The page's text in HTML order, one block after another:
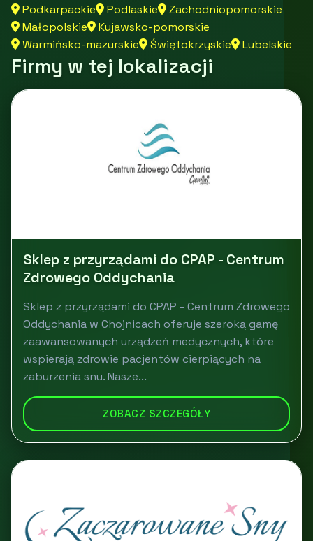
Podkarpackie
Podlaskie
Zachodniopomorskie
Małopolskie
Kujawsko-pomorskie
Warmińsko-mazurskie
Świętokrzyskie Lubelskie
Firmy w tej lokalizacji
Sklep z przyrządami do CPAP - Centrum
Zdrowego Oddychania
Sklep z przyrządami do CPAP - Centrum Zdrowego
Oddychania w Chojnicach oferuje szeroką gamę
zaawansowanych urządzeń medycznych, które
wspierają zdrowie pacjentów cierpiących na
zaburzenia snu. Nasze...
ZOBACZ SZCZEGÓŁY